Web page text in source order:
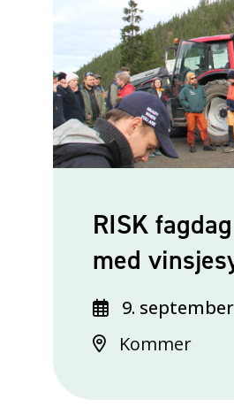
RISK
med
9.
Kommer